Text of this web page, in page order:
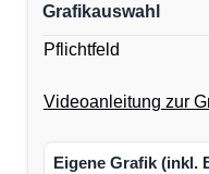
Grafikauswahl
Pflichtfeld
Videoanleitung zur
Eigene Grafik (inkl.